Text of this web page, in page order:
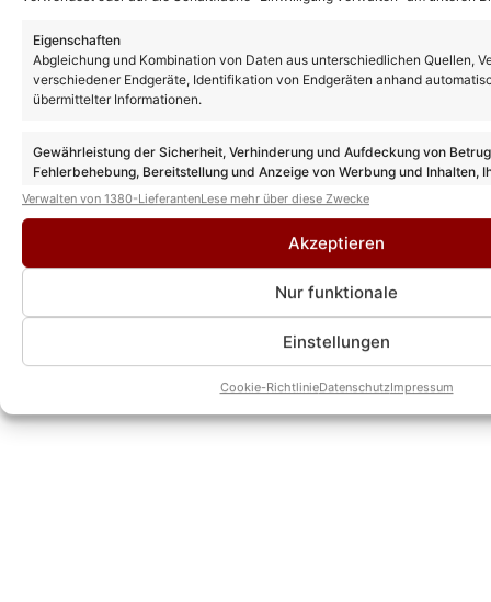
Eigenschaften
Abgleichung und Kombination von Daten aus unterschiedlichen Quellen,
verschiedener Endgeräte, Identifikation von Endgeräten anhand
übermittelter Informationen.
Gewährleistung der Sicherheit, Verhinderung und Aufdeckung von
Fehlerbehebung, Bereitstellung und Anzeige von Werbung und Inhalten,
Entscheidungen zum Datenschutz speichern und übermitteln.
Verwalten von 1380-LieferantenLese mehr über diese Zwecke
Akzeptieren
Nur funktionale
Einstellungen
Cookie-RichtlinieDatenschutzImpressum
Chefredakteur seine ganze Erfahrung und
Leidenschaft mit hinein. Kein anderer kann
solch eine Expertise wie er vorweisen.